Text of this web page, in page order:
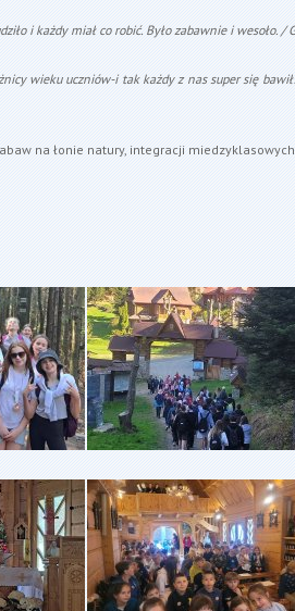
i każdy miał co robić. Było zabawnie i wesoło. /
wieku uczniów-i tak każdy z nas super się
na łonie natury, integracji